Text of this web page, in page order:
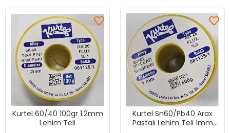
Kurtel 60/40 100gr 1.2mm
Lehim Teli
Kurtel Sn60/Pb40 Arax
Pastalı Lehim Teli 1mm